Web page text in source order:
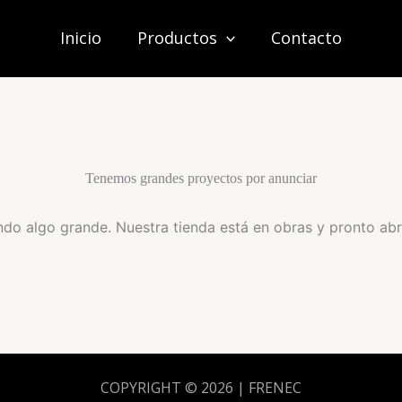
Inicio Productos Contacto
Tenemos grandes proyectos por anunciar
algo grande. Nuestra tienda está en obras y pronto
COPYRIGHT © 2026 | FRENEC